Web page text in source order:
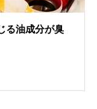
る油成分が臭